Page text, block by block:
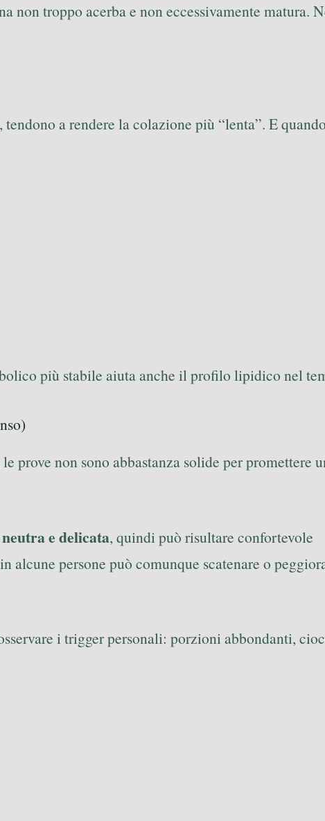
non troppo acerba e non eccessivamente matura.
a rendere la colazione più “lenta”. E
più stabile aiuta anche il profilo lipidico nel
le prove non sono abbastanza solide per promettere
neutra e delicata, quindi può risultare confortevole
alcune persone può comunque scatenare o
i trigger personali: porzioni abbondanti,